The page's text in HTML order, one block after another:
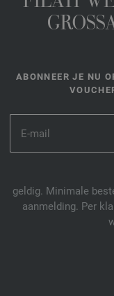
ABONNEER JE NU
geldig. Minimale
aanmelding. Per